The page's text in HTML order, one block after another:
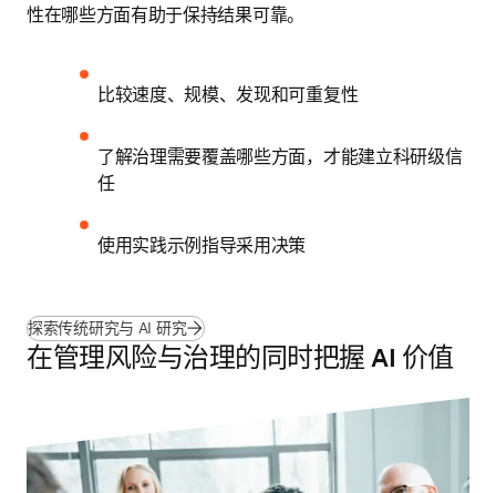
性在哪些方面有助于保持结果可靠。
比较速度、规模、发现和可重复性
了解治理需要覆盖哪些方面，才能建立科研级信
任
使用实践示例指导采用决策
探索传统研究与 AI 研究
在管理风险与治理的同时把握 AI 价值